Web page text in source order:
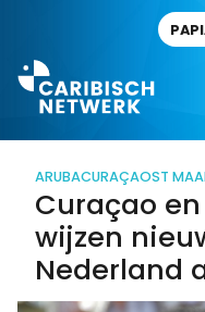
ARUBACURAÇAOST
Curaçao
wijzen
Nederland